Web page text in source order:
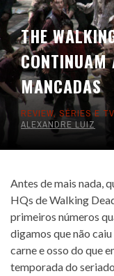
THE
CONTINUAM
MANCADAS
REVIEW, SÉRIES E TV
ALEXANDRE LUIZ
Antes de mais nada,
HQs de Walking
primeiros números
digamos que não
carne e osso do que
temporada do